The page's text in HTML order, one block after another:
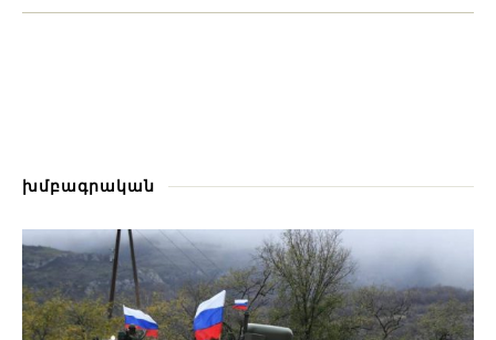
խմբագրական